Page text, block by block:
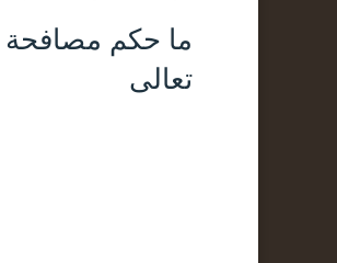
ما حكم مصافحة
تعالى